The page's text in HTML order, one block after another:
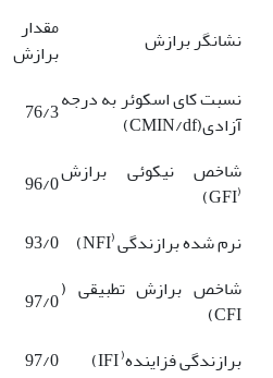
نشانگر برازش
مقدار
برازش
نسبت کای اسکوئر به درجه
آزادی(CMIN/df)
76/3
شاخص نیکوئی برازش
(
GFI)
96/0
نرم شده برازندگی(
NFI)
93/0
شاخص برازش تطبیقی (
CFI)
97/0
برازندگی فزاینده(
IFI)
97/0